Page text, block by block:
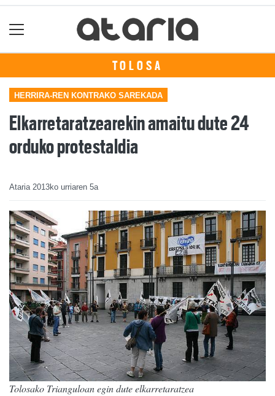
TOLOSA
HERRIRA-REN KONTRAKO SAREKADA
Elkarretaratzearekin amaitu dute 24
orduko protestaldia
Ataria 2013ko urriaren 5a
Tolosako Trianguloan egin dute elkarretaratzea